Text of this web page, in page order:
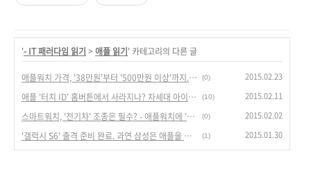
'- IT 패러다임 읽기 > 애플 읽기' 카테고리의 다른 글
애플워치 가격, '38만원'부터 '500만원 이상'까지. 살 만한 가치 있나? (0) 2015.02.23
애플 '터치 ID' 홈버튼에서 사라지나? 차세대 아이폰(iPhone 6s or 7) 변하나? (10) 2015.02.11
스마트워치, '전기차' 조종은 필수? - 애플워치에 '테슬라'담았다. (0) 2015.02.02
'갤럭시 S6' 출격 준비 완료. 과연 삼성은 애플을 따돌릴 수 있을까? (1) 2015.01.30